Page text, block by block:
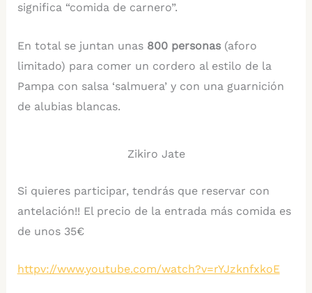
significa “comida de carnero”.
En total se juntan unas 800 personas (aforo
limitado) para comer un cordero al estilo de la
Pampa con salsa ‘salmuera’ y con una guarnición
de alubias blancas.
Zikiro Jate
Si quieres participar, tendrás que reservar con
antelación!! El precio de la entrada más comida es
de unos 35€
httpv://www.youtube.com/watch?v=rYJzknfxkoE